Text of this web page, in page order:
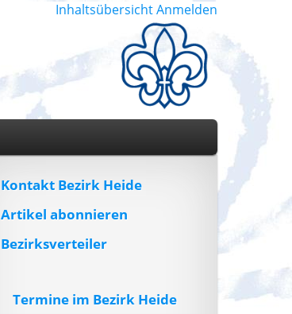
Inhaltsübersicht Anmelden
Kontakt Bezirk Heide
Artikel abonnieren
Bezirksverteiler
Termine im Bezirk Heide